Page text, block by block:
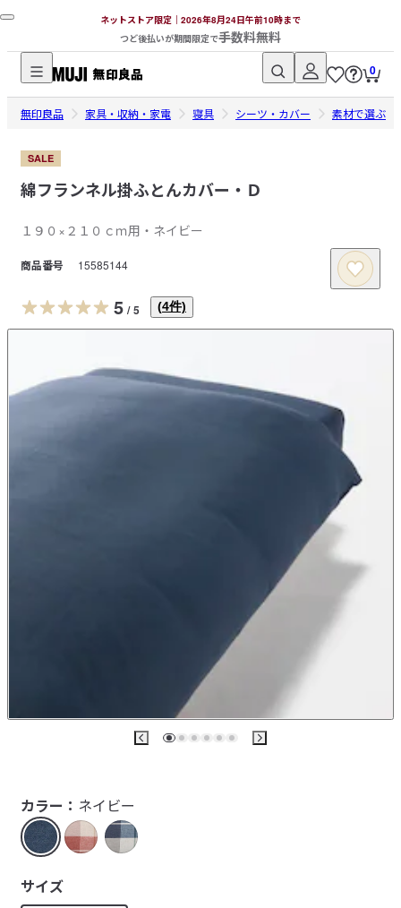
ネットストア限定｜2026年8月24日午前10時まで
つど後払いが期間限定で手数料無料
無
印
品
ネ
ト
ト
ア
0
無印良品 家具・収納・家電 寝具 シーツ・カバー 素材で選ぶ
SALE
綿フランネル掛ふとんカバー・Ｄ
１９０×２１０ｃｍ用・ネイビー
商品番号 15585144
5 / 5 (4件)
カラー： ネイビー
サイズ